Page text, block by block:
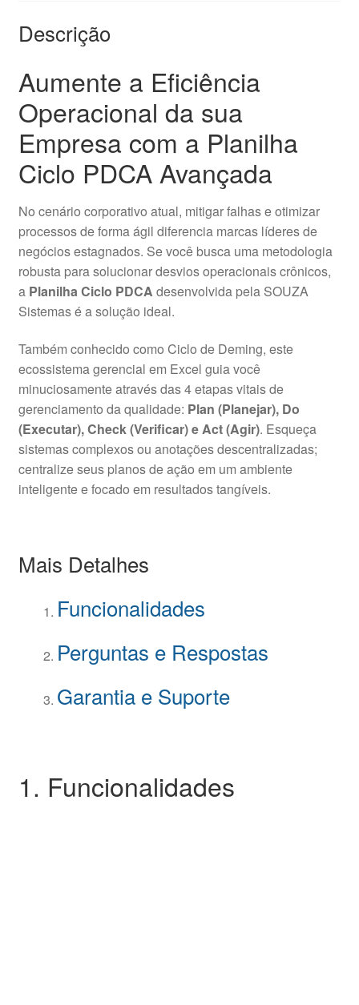
Descrição
Aumente a Eficiência
Operacional da sua
Empresa com a Planilha
Ciclo PDCA Avançada
No cenário corporativo atual, mitigar falhas e otimizar
processos de forma ágil diferencia marcas líderes de
negócios estagnados. Se você busca uma metodologia
robusta para solucionar desvios operacionais crônicos,
a Planilha Ciclo PDCA desenvolvida pela SOUZA
Sistemas é a solução ideal.
Também conhecido como Ciclo de Deming, este
ecossistema gerencial em Excel guia você
minuciosamente através das 4 etapas vitais de
gerenciamento da qualidade: Plan (Planejar), Do
(Executar), Check (Verificar) e Act (Agir). Esqueça
sistemas complexos ou anotações descentralizadas;
centralize seus planos de ação em um ambiente
inteligente e focado em resultados tangíveis.
Mais Detalhes
Funcionalidades
Perguntas e Respostas
Garantia e Suporte
1. Funcionalidades